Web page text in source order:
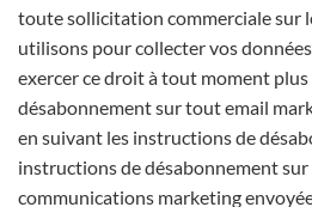
toute sollicitation commerciale sur
utilisons pour collecter vos
exercer ce droit à tout moment
désabonnement sur tout email
en suivant les instructions de
instructions de désabonnement
communications marketing